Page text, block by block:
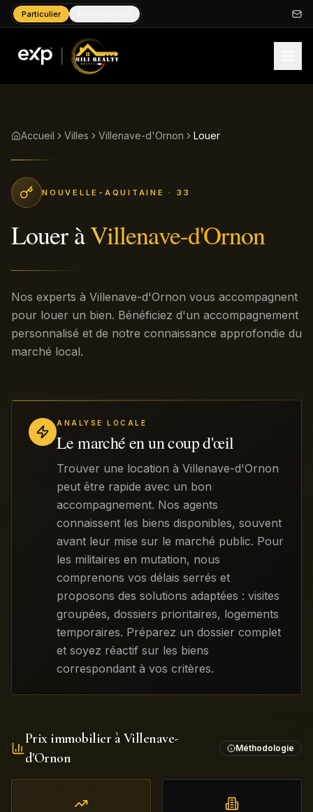
Particulier
Accueil Villes Villenave-d'Ornon Louer
NOUVELLE-AQUITAINE · 33
LoueràVillenave-d'Ornon
Nos experts à Villenave-d'Ornon vous accompagnent
pour louer un bien. Bénéficiez d'un accompagnement
personnalisé et de notre connaissance approfondie du
marché local.
ANALYSE LOCALE
Le marché en un coup d'œil
Trouver une location à Villenave-d'Ornon
peut être rapide avec un bon
accompagnement. Nos agents
connaissent les biens disponibles, souvent
avant leur mise sur le marché public. Pour
les militaires en mutation, nous
comprenons vos délais serrés et
proposons des solutions adaptées : visites
groupées, dossiers prioritaires, logements
temporaires. Préparez un dossier complet
et soyez réactif sur les biens
correspondant à vos critères.
Prix immobilier à Villenave-
d'Ornon
Méthodologie